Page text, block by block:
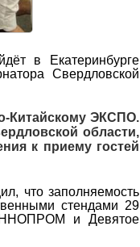
в Екатеринбурге
Свердловской
Китайскому ЭКСПО.
области,
к приему гостей
что заполняемость
стендами 29
и Девятое